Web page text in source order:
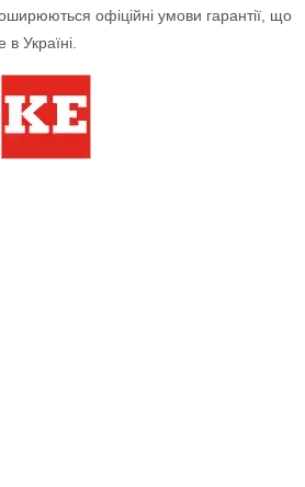
офіційні умови гарантії, що
Україні.